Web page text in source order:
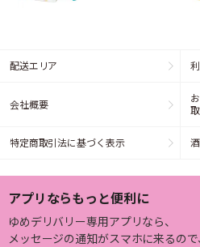
配送エリア
会社概要
特定商取引法に基づく表示
アプリならもっと便利に
ゆめデリバリー専用アプリなら、
メッセージの通知がスマホに来るので